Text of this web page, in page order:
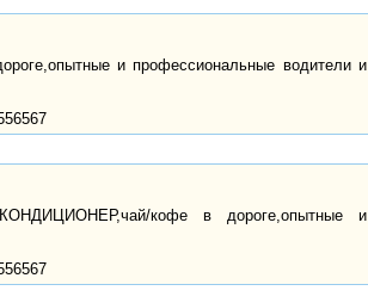
и профессиональные водители и
кофе в дороге,опытные и